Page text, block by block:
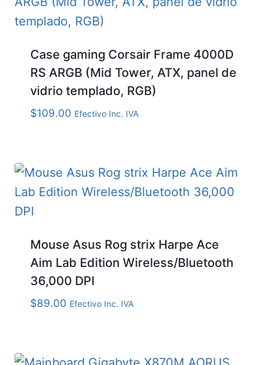
Case gaming Corsair Frame 4000D
RS ARGB (Mid Tower, ATX, panel de
vidrio templado, RGB)
$109.00 Efectivo Inc. IVA
Mouse Asus Rog strix Harpe Ace
Aim Lab Edition Wireless/Bluetooth
36,000 DPI
$89.00 Efectivo Inc. IVA